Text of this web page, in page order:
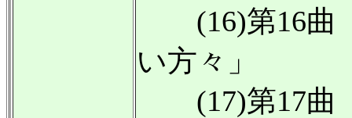
(16)第16曲
い方々」
(17)第17曲